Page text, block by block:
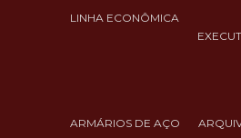
LINHA ECONÔMICA
ARMÁRIOS DE AÇO